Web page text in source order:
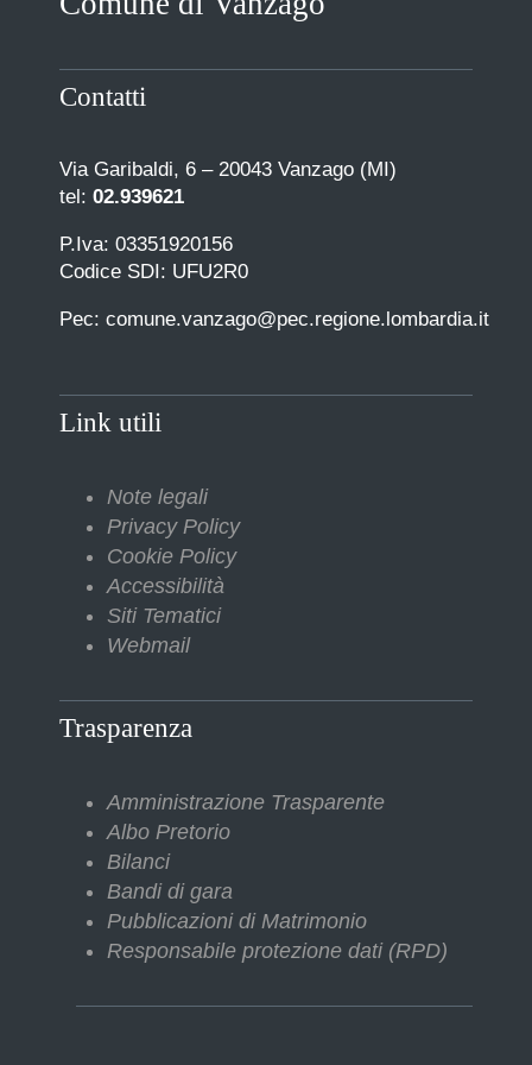
Contatti
Via Garibaldi, 6 – 20043 Vanzago (MI)
tel: 02.939621
P.Iva: 03351920156
Codice SDI: UFU2R0
Pec: comune.vanzago@pec.regione.lombardia.it
Link utili
Note legali
Privacy Policy
Cookie Policy
Accessibilità
Siti Tematici
Webmail
Trasparenza
Amministrazione Trasparente
Albo Pretorio
Bilanci
Bandi di gara
Pubblicazioni di Matrimonio
Responsabile protezione dati (RPD)